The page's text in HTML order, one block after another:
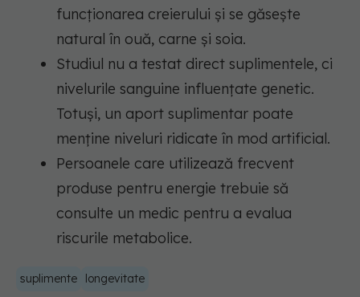
funcționarea creierului și se găsește
natural în ouă, carne și soia.
Studiul nu a testat direct suplimentele, ci
nivelurile sanguine influențate genetic.
Totuși, un aport suplimentar poate
menține niveluri ridicate în mod artificial.
Persoanele care utilizează frecvent
produse pentru energie trebuie să
consulte un medic pentru a evalua
riscurile metabolice.
suplimente longevitate